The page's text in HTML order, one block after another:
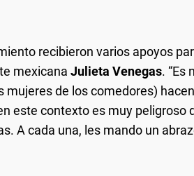
recibieron varios apoyos
mexicana Julieta Venegas. “Es
mujeres de los comedores)
este contexto es muy peligroso
A cada una, les mando un